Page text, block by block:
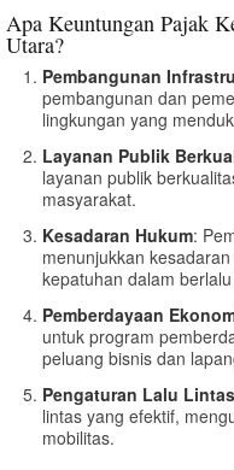
Apa Keuntungan Pajak
Utara?
Pembangunan
pembangunan dan
lingkungan yang
Layanan Publik
layanan publik
masyarakat.
Kesadaran Hukum:
menunjukkan
kepatuhan dalam
Pemberdayaan
untuk program
peluang bisnis dan
Pengaturan Lalu Lintas
lintas yang efektif,
mobilitas.